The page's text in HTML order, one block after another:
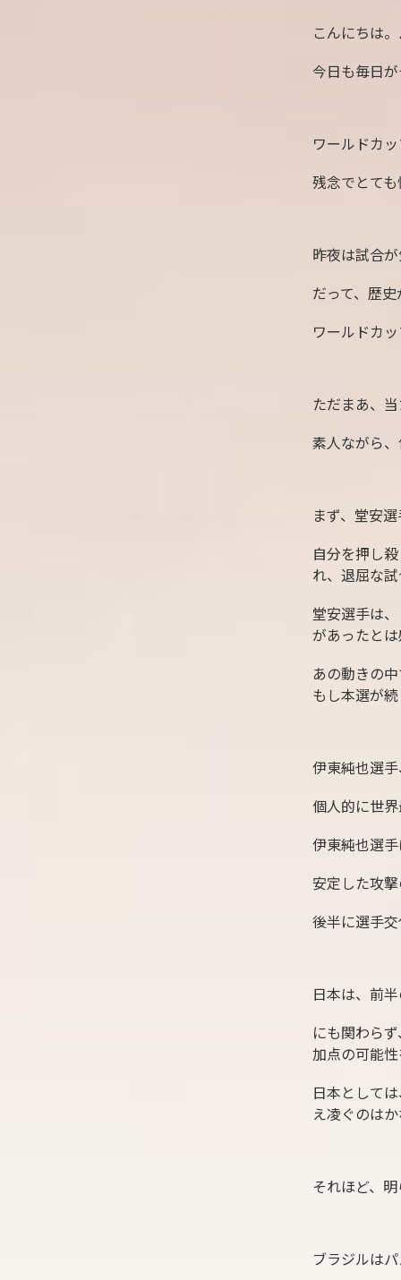
こんにちは
今日も毎日
ワールドカ
残念でとて
昨夜は試合
だって、歴
ワールドカ
ただまあ、
素人ながら
まず、堂安
自分を押し
れ、退屈な
堂安選手は
があったと
あの動きの
もし本選が
伊東純也選
個人的に世
伊東純也選
安定した攻
後半に選手
日本は、前
にも関わら
加点の可能
日本として
え凌ぐのは
それほど、
ブラジルは